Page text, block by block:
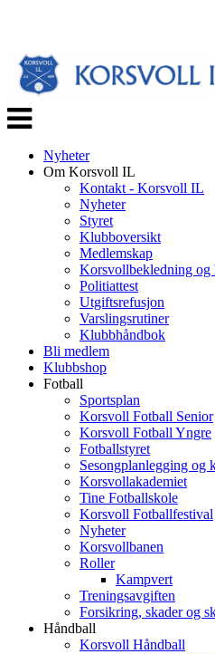
Veksle
navigasjon
Nyheter
Om Korsvoll IL
Kontakt - Korsvoll IL
Nyheter
Styret
Klubboversikt
Medlemskap
Korsvollbekledning og
Politiattest
Utgiftsrefusjon
Varslingsrutiner
Klubbhåndbok
Bli medlem
Klubbshop
Fotball
Sportsplan
Korsvoll Fotball Senior
Korsvoll Fotball Yngre
Fotballstyret
Sesongplanlegging og
Korsvollakademiet
Tine Fotballskole
Korsvoll Fotballfestival
Nyheter
Korsvollbanen
Roller
Kampvert
Treningsavgiften
Forsikring, skader og
Håndball
Korsvoll Håndball